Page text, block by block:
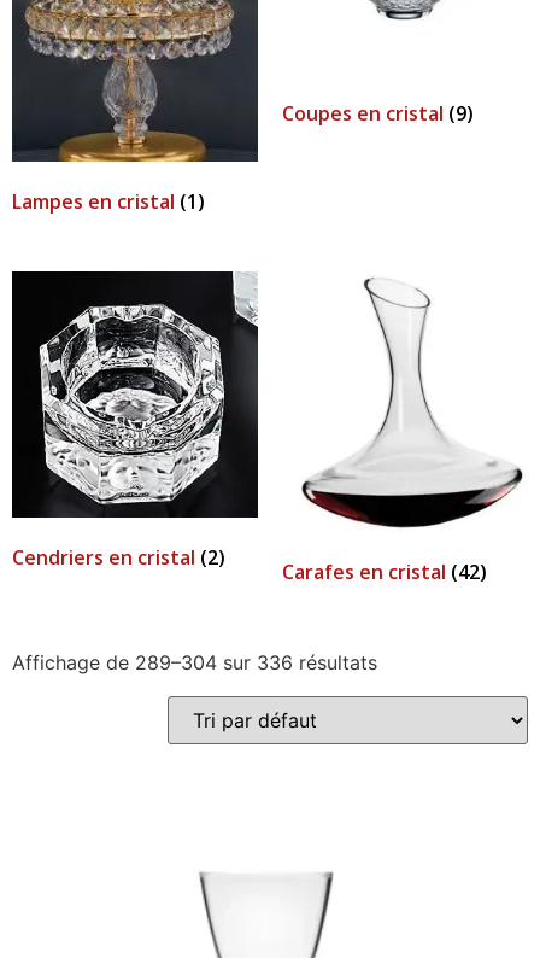
Lampes en cristal (1)
Coupes en cristal (9)
Cendriers en cristal (2)
Carafes en cristal (42)
Affichage de 289–304 sur 336 résultats